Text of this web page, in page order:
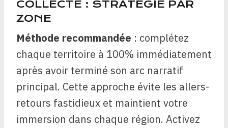
COLLECTE : STRATÉGIE PAR
ZONE
Méthode recommandée : complétez
chaque territoire à 100% immédiatement
après avoir terminé son arc narratif
principal. Cette approche évite les allers-
retours fastidieux et maintient votre
immersion dans chaque région. Activez